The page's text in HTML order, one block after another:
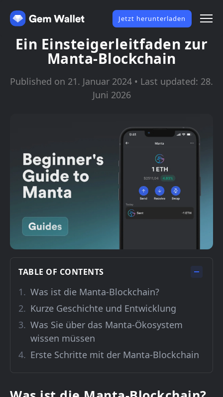
Jetzt herunterladen
Ein Einsteigerleitfaden zur
Manta-Blockchain
Published on 21. Januar 2024 • Last updated: 28.
Juni 2026
TABLE OF CONTENTS
Was ist die Manta-Blockchain?
Kurze Geschichte und Entwicklung
Was Sie über das Manta-Ökosystem
wissen müssen
Erste Schritte mit der Manta-Blockchain